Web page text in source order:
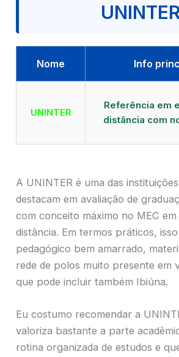
UNINTER
Nome Info
UNINTER
Referência em
distância com
A UNINTER é uma das
destacam em avaliação de
com conceito máximo no MEC em
distância. Em termos práticos,
pedagógico bem amarrado,
rede de polos muito presente em
que pode incluir também Ibiúna.
Eu costumo recomendar a
valoriza bastante a parte
rotina organizada de estudos e